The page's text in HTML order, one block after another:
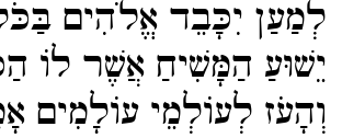
לְמַעַן יִכָּבֵד אֱלֹהִים
יֵשׁוּעַ הַמָּשִׁיחַ אֲשֶׁר לוֹ
וְהָעֹז לְעוֹלְמֵי עוֹלָמִים